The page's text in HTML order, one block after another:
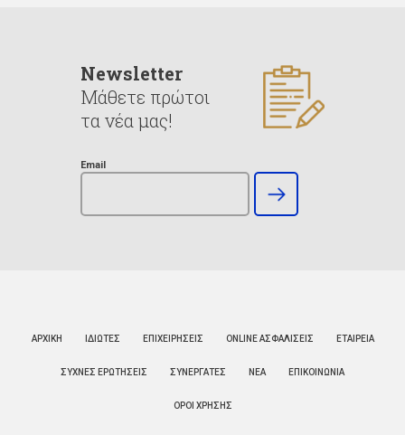
Newsletter
Μάθετε πρώτοι
τα νέα μας!
Email
ΑΡΧΙΚΗ ΙΔΙΩΤΕΣ ΕΠΙΧΕΙΡΗΣΕΙΣ ONLINE ΑΣΦΑΛΙΣΕΙΣ ΕΤΑΙΡΕΙΑ
ΣΥΧΝΕΣ ΕΡΩΤΗΣΕΙΣ ΣΥΝΕΡΓΑΤΕΣ ΝΕΑ ΕΠΙΚΟΙΝΩΝΙΑ
ΟΡΟΙ ΧΡΗΣΗΣ